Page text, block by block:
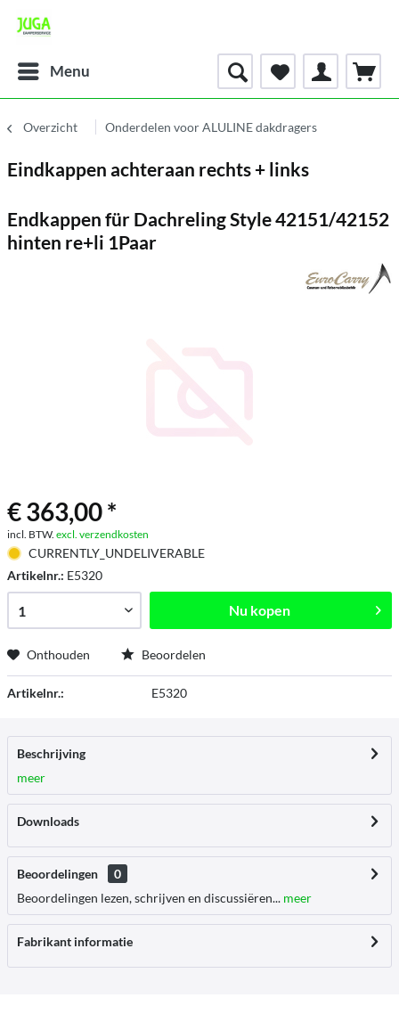
Menu
Overzicht Onderdelen voor ALULINE dakdragers
Eindkappen achteraan rechts + links
Endkappen für Dachreling Style 42151/42152
hinten re+li 1Paar
€ 363,00 *
incl. BTW. excl. verzendkosten
CURRENTLY_UNDELIVERABLE
Artikelnr.: E5320
Nu kopen
Onthouden Beoordelen
Artikelnr.: E5320
Beschrijving
meer
Downloads
Beoordelingen
0
Beoordelingen lezen, schrijven en discussiëren... meer
Fabrikant informatie